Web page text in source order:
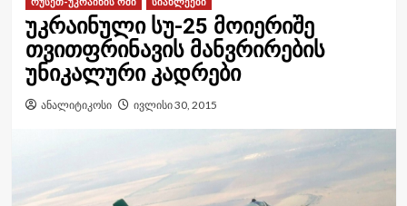
უკრაინული სუ-25 მოიერიშე
თვითფრინავის მანვრირების
უნიკალური კადრები
ანალიტიკოსი ივლისი 30, 2015